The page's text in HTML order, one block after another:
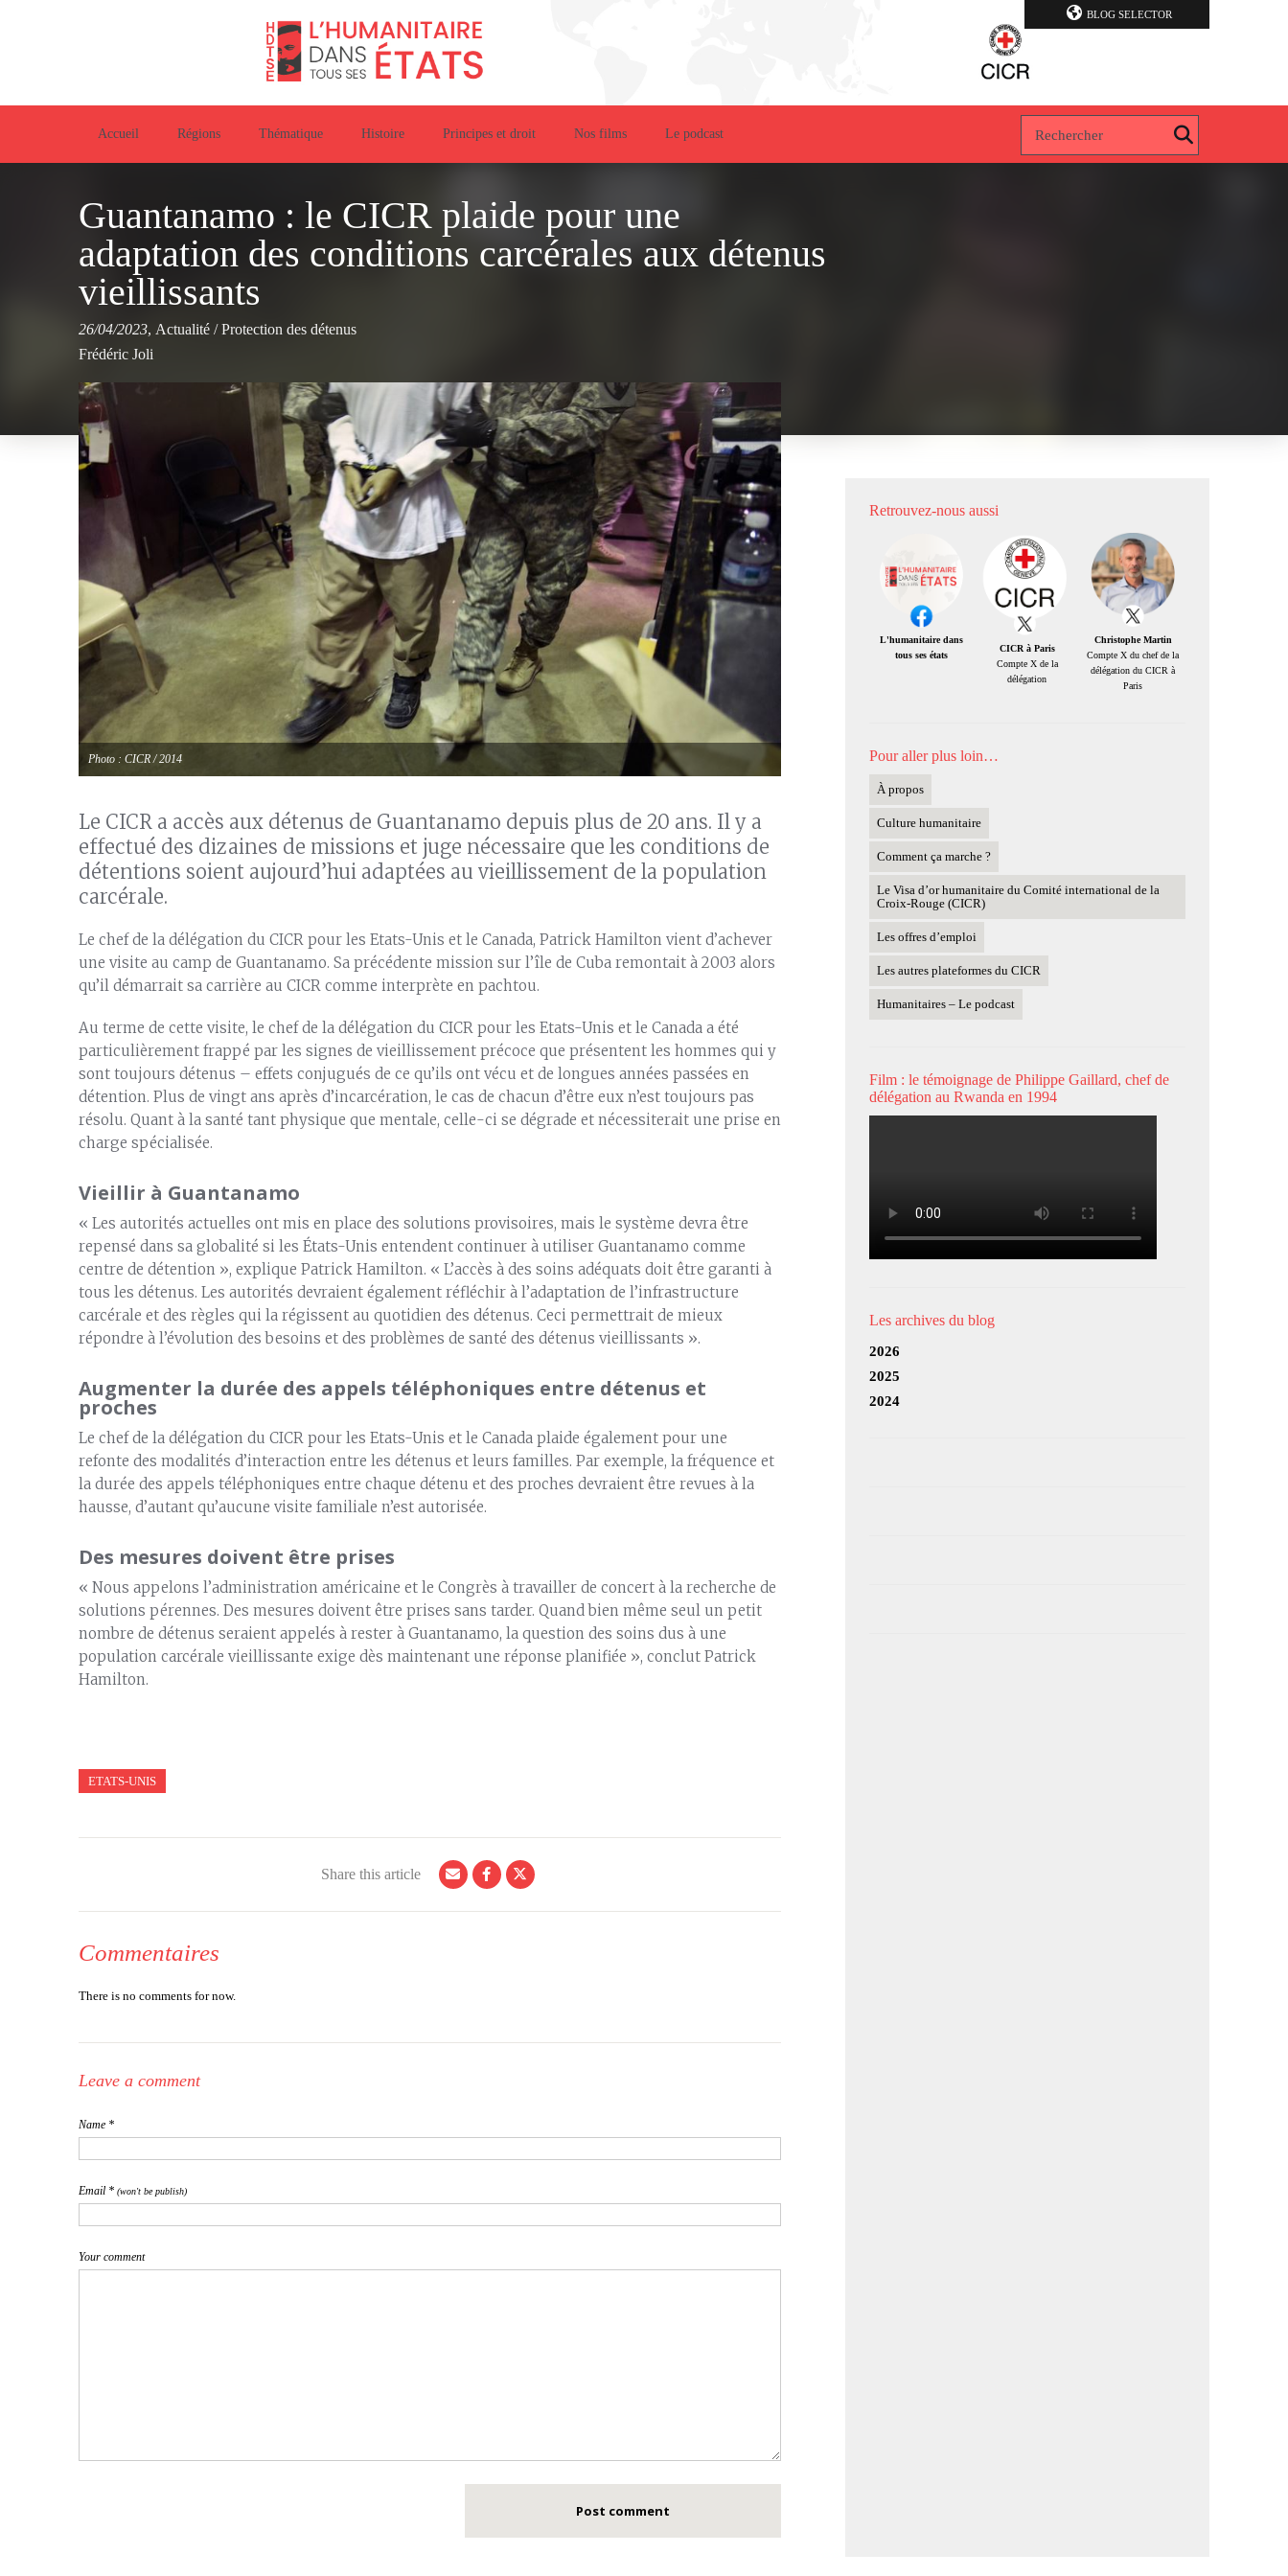
BLOG SELECTOR
Accueil Régions Thématique Histoire Principes et droit Nos films Le podcast
Guantanamo : le CICR plaide pour une
adaptation des conditions carcérales aux détenus
vieillissants
26/04/2023, Actualité /Protection des détenus
Frédéric Joli
Photo : CICR / 2014
Le CICR a accès aux détenus de Guantanamo depuis plus de 20 ans. Il y a
effectué des dizaines de missions et juge nécessaire que les conditions de
détentions soient aujourd’hui adaptées au vieillissement de la population
carcérale.
Le chef de la délégation du CICR pour les Etats-Unis et le Canada, Patrick Hamilton vient d’achever
une visite au camp de Guantanamo. Sa précédente mission sur l’île de Cuba remontait à 2003 alors
qu’il démarrait sa carrière au CICR comme interprète en pachtou.
Au terme de cette visite, le chef de la délégation du CICR pour les Etats-Unis et le Canada a été
particulièrement frappé par les signes de vieillissement précoce que présentent les hommes qui y
sont toujours détenus – effets conjugués de ce qu’ils ont vécu et de longues années passées en
détention. Plus de vingt ans après d’incarcération, le cas de chacun d’être eux n’est toujours pas
résolu. Quant à la santé tant physique que mentale, celle-ci se dégrade et nécessiterait une prise en
charge spécialisée.
Vieillir à Guantanamo
« Les autorités actuelles ont mis en place des solutions provisoires, mais le système devra être
repensé dans sa globalité si les États-Unis entendent continuer à utiliser Guantanamo comme
centre de détention », explique Patrick Hamilton. « L’accès à des soins adéquats doit être garanti à
tous les détenus. Les autorités devraient également réfléchir à l’adaptation de l’infrastructure
carcérale et des règles qui la régissent au quotidien des détenus. Ceci permettrait de mieux
répondre à l’évolution des besoins et des problèmes de santé des détenus vieillissants ».
Augmenter la durée des appels téléphoniques entre détenus et
proches
Le chef de la délégation du CICR pour les Etats-Unis et le Canada plaide également pour une
refonte des modalités d’interaction entre les détenus et leurs familles. Par exemple, la fréquence et
la durée des appels téléphoniques entre chaque détenu et des proches devraient être revues à la
hausse, d’autant qu’aucune visite familiale n’est autorisée.
Des mesures doivent être prises
« Nous appelons l’administration américaine et le Congrès à travailler de concert à la recherche de
solutions pérennes. Des mesures doivent être prises sans tarder. Quand bien même seul un petit
nombre de détenus seraient appelés à rester à Guantanamo, la question des soins dus à une
population carcérale vieillissante exige dès maintenant une réponse planifiée », conclut Patrick
Hamilton.
ETATS-UNIS
Share this article
Commentaires
There is no comments for now.
Leave a comment
Name *
Email * (won't be publish)
Your comment
Retrouvez-nous aussi
L'humanitaire dans
tous ses états
CICR à Paris
Compte X de la
délégation
Christophe Martin
Compte X du chef de la
délégation du CICR à
Paris
Pour aller plus loin…
À propos
Culture humanitaire
Comment ça marche ?
Le Visa d’or humanitaire du Comité international de la
Croix-Rouge (CICR)
Les offres d’emploi
Les autres plateformes du CICR
Humanitaires – Le podcast
Film : le témoignage de Philippe Gaillard, chef de
délégation au Rwanda en 1994
Les archives du blog
2026
2025
2024